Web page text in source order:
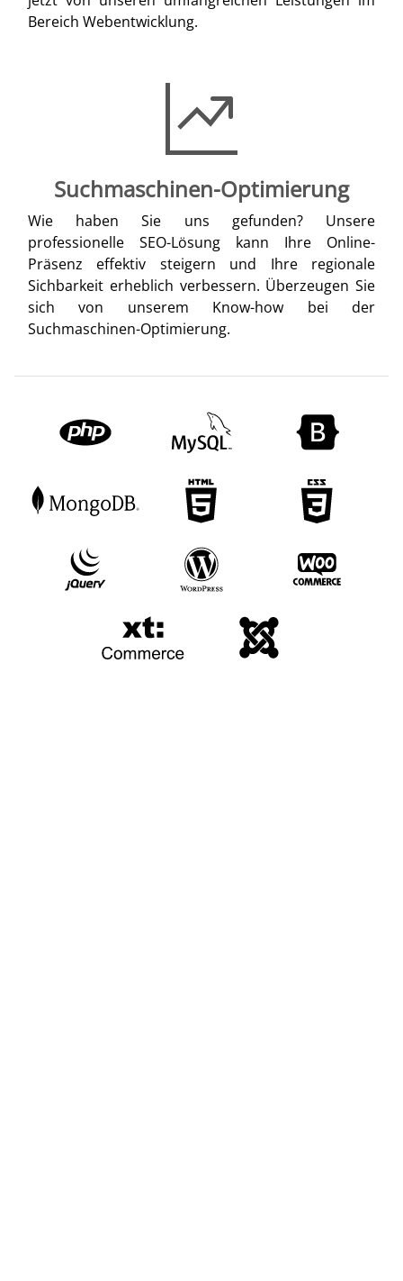
Bereich Webentwicklung.
Suchmaschinen-Optimierung
Wie haben Sie uns gefunden? Unsere
professionelle SEO-Lösung kann Ihre Online-
Präsenz effektiv steigern und Ihre regionale
Sichbarkeit erheblich verbessern. Überzeugen Sie
sich von unserem Know-how bei der
Suchmaschinen-Optimierung.